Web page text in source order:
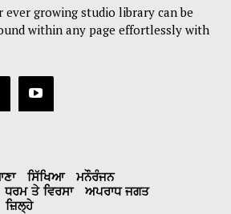
ever growing studio library can be
within any page effortlessly with
ਸਿੱਖਿਆ
ਮਨੌਰੰਜਨ
ਧਰਮ ਤੇ ਵਿਰਸਾ
ਅਪਰਾਧ ਜਗਤ
ਜ਼ਿਲ੍ਹੇ